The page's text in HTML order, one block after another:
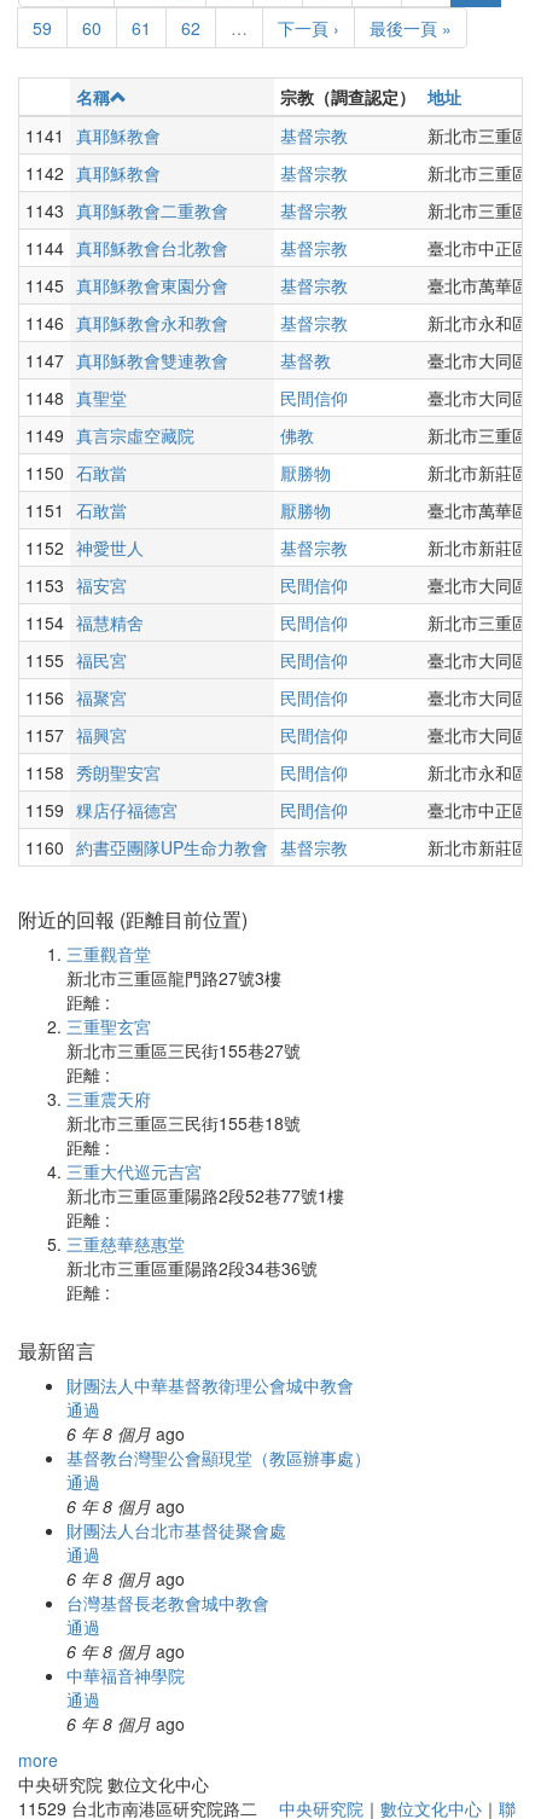
59
60 61 62 … 下一頁 › 最後一頁 »
名稱 宗教（調查認定）
地址
1141
真耶穌教會 基督宗教
新北市三重區
1142 真耶穌教會 基督宗教
新北市三重區
1143 真耶穌教會二重教會 基督宗教
新北市三重區
1144 真耶穌教會台北教會 基督宗教
臺北市中正區
1145 真耶穌教會東園分會 基督宗教
臺北市萬華區
1146 真耶穌教會永和教會 基督宗教
新北市永和區
1147 真耶穌教會雙連教會 基督教
臺北市大同區
1148 真聖堂 民間信仰
臺北市大同區
1149 真言宗虛空藏院 佛教
新北市三重區
1150 石敢當 厭勝物
新北市新莊區
1151
石敢當 厭勝物
臺北市萬華區
1152 神愛世人 基督宗教
新北市新莊區
1153 福安宮 民間信仰
臺北市大同區
1154 福慧精舍 民間信仰
新北市三重區
1155 福民宮 民間信仰
臺北市大同區
1156 福聚宮 民間信仰
臺北市大同區
1157 福興宮 民間信仰
臺北市大同區
1158 秀朗聖安宮 民間信仰
新北市永和區
1159 粿店仔福德宮 民間信仰
臺北市中正區
1160 約書亞團隊UP生命力教會 基督宗教 新北市新莊區
附近的回報 (距離目前位置)
三重觀音堂
新北市三重區龍門路27號3樓
距離 :
三重聖玄宮
新北市三重區三民街155巷27號
距離 :
三重震天府
新北市三重區三民街155巷18號
距離 :
三重大代巡元吉宮
新北市三重區重陽路2段52巷77號1樓
距離 :
三重慈華慈惠堂
新北市三重區重陽路2段34巷36號
距離 :
最新留言
財團法人中華基督教衛理公會城中教會
通過
6 年 8 個月 ago
基督教台灣聖公會顯現堂（教區辦事處）
通過
6 年 8 個月 ago
財團法人台北市基督徒聚會處
通過
6 年 8 個月 ago
台灣基督長老教會城中教會
通過
6 年 8 個月 ago
中華福音神學院
通過
6 年 8 個月 ago
more
中央研究院 數位文化中心
11529 台北市南港區研究院路二
中央研究院｜ 數位文化中心｜ 聯